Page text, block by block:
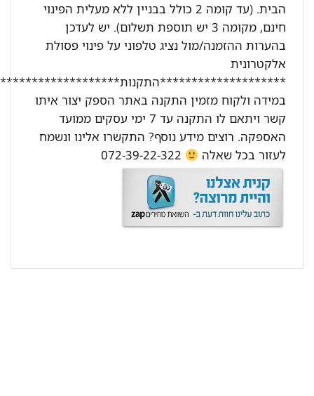
הבית. (עד קומה 2 כולל בבניין ללא מעלית הפינוי
חינם, מקומה 3 יש תוספת תשלום). יש לעדכן
בהערות ההזמנה/מול נציג טלפוני על פינוי פסולת
אלקטרונית
********************התקנות********************:
במידה ולקוח מזמין התקנה באתר הספק יצור איתו
קשר ויתאם לו התקנה עד 7 ימי עסקים ממועד
האספקה. רוצים מידע נוסף? התקשרו אלינו ונשמח
לעזור בכל שאלה
072-39-22-322